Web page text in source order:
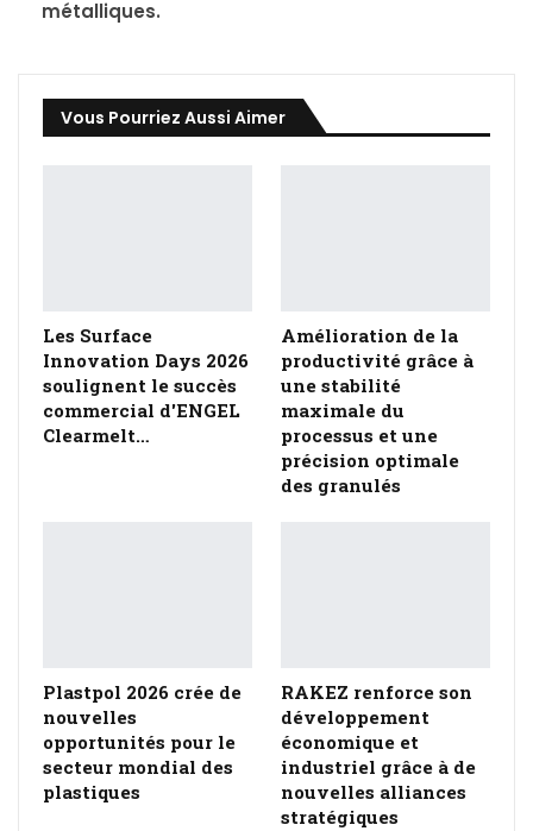
métalliques.
Vous Pourriez Aussi Aimer
Les Surface
Innovation Days 2026
soulignent le succès
commercial d'ENGEL
Clearmelt…
Amélioration de la
productivité grâce à
une stabilité
maximale du
processus et une
précision optimale
des granulés
Plastpol 2026 crée de
nouvelles
opportunités pour le
secteur mondial des
plastiques
RAKEZ renforce son
développement
économique et
industriel grâce à de
nouvelles alliances
stratégiques